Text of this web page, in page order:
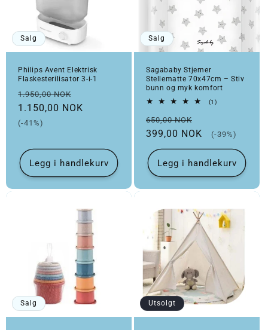
Salg
Philips Avent Elektrisk
Flaskesterilisator 3-i-1
Vanlig pris
1.950,00 NOK
1.150,00 NOK
(-41%)
Legg i handlekurv
Salg
Sagababy Stjerner
Stellematte 70x47cm – Stiv
bunn og myk komfort
(1)1 totale omtaler
Vanlig pris
650,00 NOK
399,00 NOK
(-39%)
Legg i handlekurv
Salg Utsolgt